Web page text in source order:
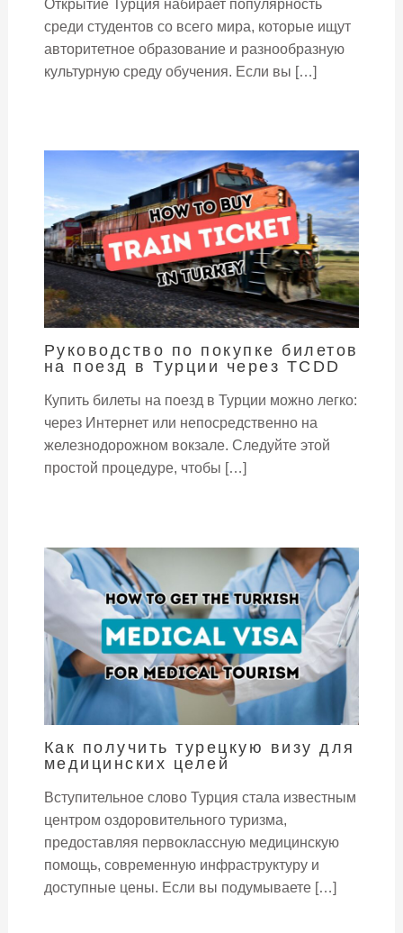
Открытие Турция набирает популярность
среди студентов со всего мира, которые ищут
авторитетное образование и разнообразную
культурную среду обучения. Если вы […]
Руководство по покупке билетов
на поезд в Турции через TCDD
Купить билеты на поезд в Турции можно легко:
через Интернет или непосредственно на
железнодорожном вокзале. Следуйте этой
простой процедуре, чтобы […]
Как получить турецкую визу для
медицинских целей
Вступительное слово Турция стала известным
центром оздоровительного туризма,
предоставляя первоклассную медицинскую
помощь, современную инфраструктуру и
доступные цены. Если вы подумываете […]